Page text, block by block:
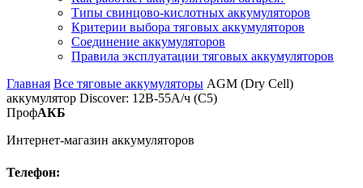
Типы свинцово-кислотных аккумуляторов
Критерии выбора тяговых аккумуляторов
Соединение аккумуляторов
Правила эксплуатации тяговых аккумуляторов
Главная Все тяговые аккумуляторы AGM (Dry Cell)
аккумулятор Discover: 12В-55А/ч (С5)
ПрофАКБ
Интернет-магазин аккумуляторов
Телефон: